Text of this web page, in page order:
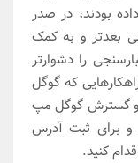
بودند، در صدر
بعدتر و به کمک
را دشوارتر
که گوگل
ارائه داد، سرویس Google My Business و گسترش گوگل مپ
و برای ثبت آدرس
کنید.